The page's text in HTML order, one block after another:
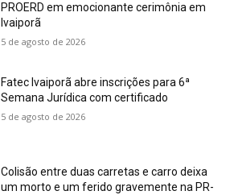
PROERD em emocionante cerimônia em
Ivaiporã
5 de agosto de 2026
Fatec Ivaiporã abre inscrições para 6ª
Semana Jurídica com certificado
5 de agosto de 2026
Colisão entre duas carretas e carro deixa
um morto e um ferido gravemente na PR-